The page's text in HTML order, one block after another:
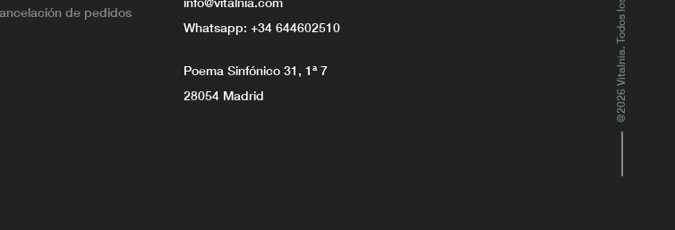
de pedidos
Whatsapp: +34 644602510
Poema Sinfónico 31, 1ª 7
28054 Madrid